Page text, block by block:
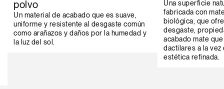
polvo
Un material de acabado que es suave,
uniforme y resistente al desgaste común
como arañazos y daños por la humedad y
la luz del sol.
Una superficie
fabricada con
biológica, que
desgaste,
acabado mate
dactilares a la vez
estética refinada.